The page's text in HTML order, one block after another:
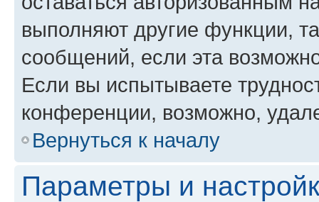
выполняют другие функции,
сообщений, если эта
Если вы испытываете
конференции, возможно,
Вернуться к началу
Параметры и